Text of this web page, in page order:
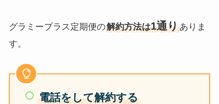
グラミープラス定期便の解約方法は1通りありま
す。
電話をして解約する